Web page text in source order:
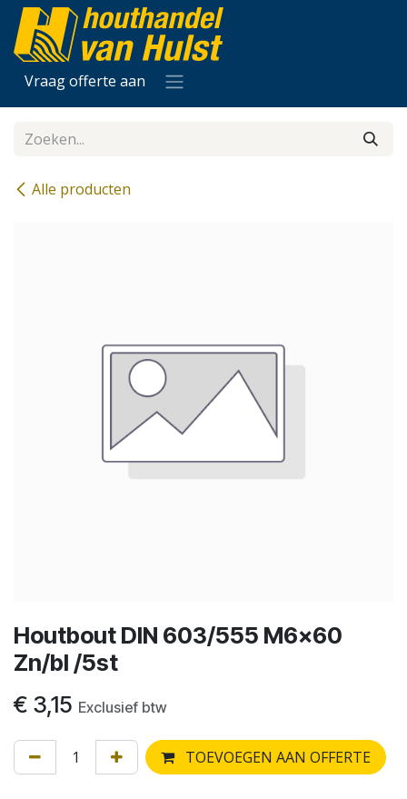
Overslaan naar inhoud
Vraag offerte aan
Alle producten
Houtbout DIN 603/555 M6x60
Zn/bl /5st
€ 3,15 Exclusief btw
TOEVOEGEN AAN OFFERTE